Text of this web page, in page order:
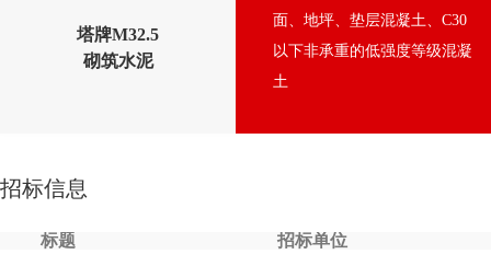
塔牌M32.5
砌筑水泥
面、地坪、垫层混凝土、C30
以下非承重的低强度等级混凝
土
招标信息
标题 招标单位